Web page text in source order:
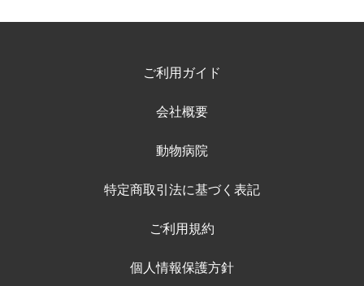
ご利用ガイド
会社概要
動物病院
特定商取引法に基づく表記
ご利用規約
個人情報保護方針